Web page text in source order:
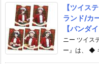
【ツイス
ランド/カ
【バンダ
ニー ツイス
ー』は、 ◆